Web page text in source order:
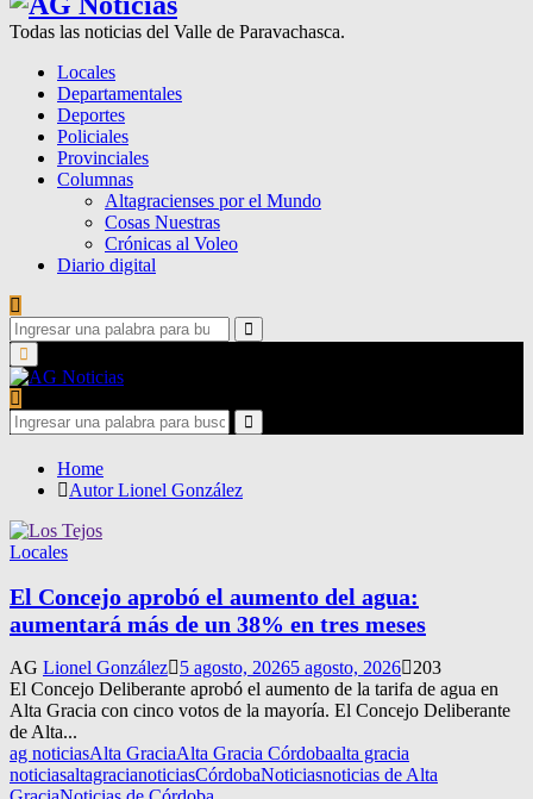
Todas las noticias del Valle de Paravachasca.
Locales
Departamentales
Deportes
Policiales
Provinciales
Columnas
Altagracienses por el Mundo
Cosas Nuestras
Crónicas al Voleo
Diario digital
Search
for:
Search
Primary
Menu
Search
for:
Search
Home
AutorLionel González
Locales
El Concejo aprobó el aumento del agua:
aumentará más de un 38% en tres meses
AG Lionel González 5 agosto, 20265 agosto, 2026
203
El Concejo Deliberante aprobó el aumento de la tarifa de agua en
Alta Gracia con cinco votos de la mayoría. El Concejo Deliberante
de Alta...
ag noticiasAlta GraciaAlta Gracia Córdobaalta gracia
noticiasaltagracianoticiasCórdobaNoticiasnoticias de Alta